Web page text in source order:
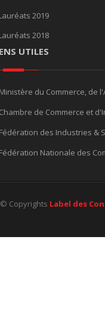
2019
2018
UTILES
du Commerce, de
de Commerce et
des Industries &
Nationale des
© Copyrights Label des